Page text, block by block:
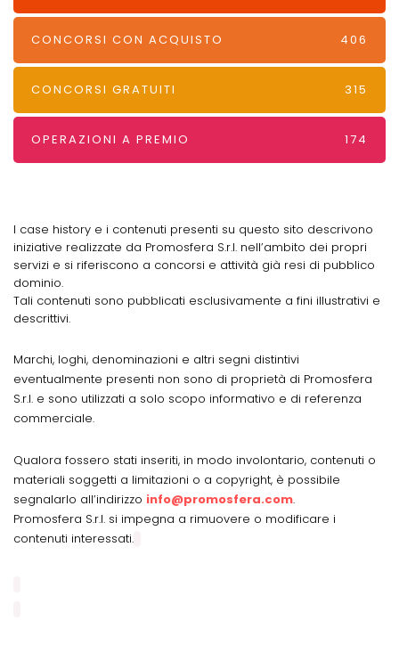
CONCORSI CON ACQUISTO 406
CONCORSI GRATUITI 315
OPERAZIONI A PREMIO 174
I case history e i contenuti presenti su questo sito descrivono
iniziative realizzate da Promosfera S.r.l. nell’ambito dei propri
servizi e si riferiscono a concorsi e attività già resi di pubblico
dominio.
Tali contenuti sono pubblicati esclusivamente a fini illustrativi e
descrittivi.
Marchi, loghi, denominazioni e altri segni distintivi
eventualmente presenti non sono di proprietà di Promosfera
S.r.l. e sono utilizzati a solo scopo informativo e di referenza
commerciale.
Qualora fossero stati inseriti, in modo involontario, contenuti o
materiali soggetti a limitazioni o a copyright, è possibile
segnalarlo all’indirizzo info@promosfera.com.
Promosfera S.r.l. si impegna a rimuovere o modificare i
contenuti interessati.